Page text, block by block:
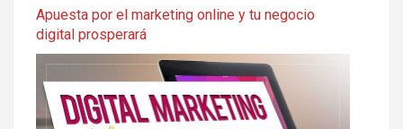
Apuesta por el marketing online y tu negocio
digital prosperará